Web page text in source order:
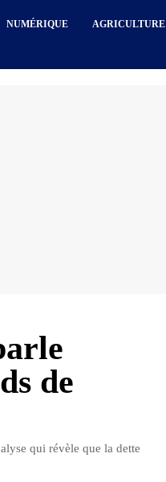
NUMÉRIQUE AGRICULTURE
de
qui révèle que la dette